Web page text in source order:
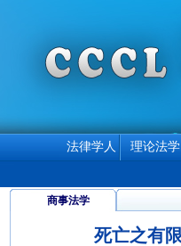
法律学人 理论法学
商事法学
死亡之有